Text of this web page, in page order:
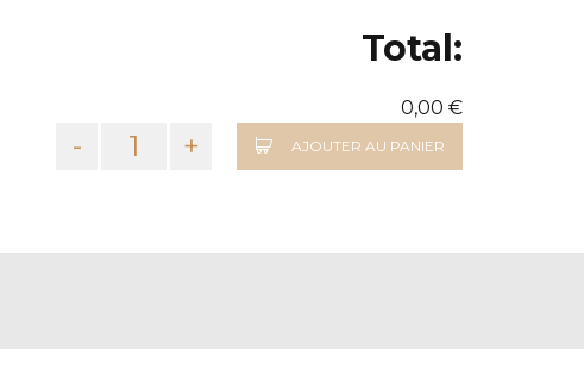
Total:
0,00 €
- + AJOUTER AU PANIER